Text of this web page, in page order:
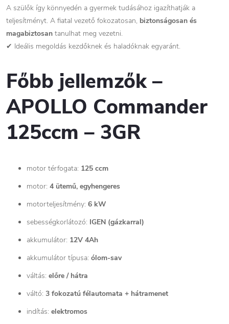
A szülők így könnyedén a gyermek tudásához igazíthatják a
teljesítményt. A fiatal vezető fokozatosan, biztonságosan és
magabiztosan tanulhat meg vezetni.
✔ Ideális megoldás kezdőknek és haladóknak egyaránt.
Főbb jellemzők –
APOLLO Commander
125ccm – 3GR
motor térfogata: 125 ccm
motor: 4 ütemű, egyhengeres
motorteljesítmény: 6 kW
sebességkorlátozó: IGEN (gázkarral)
akkumulátor: 12V 4Ah
akkumulátor típusa: ólom-sav
váltás: előre / hátra
váltó: 3 fokozatú félautomata + hátramenet
indítás: elektromos